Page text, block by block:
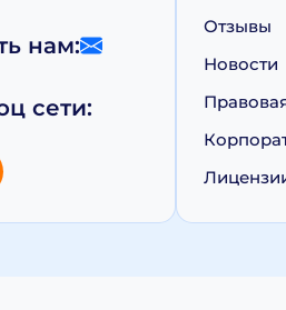
нам:
сети:
Отзывы
Новости